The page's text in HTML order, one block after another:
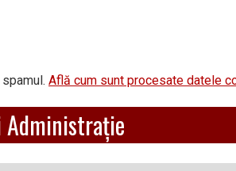
Află cum sunt procesate datele
Administrație